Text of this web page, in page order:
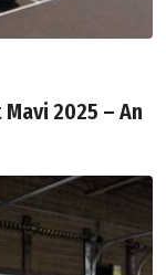
2025 – An